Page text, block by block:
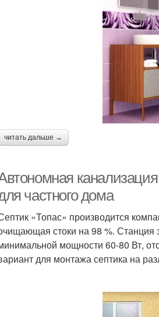
читать дальше →
частного дома
«Топас» производится
стоки на 98 %. Станция
мощности 60-80 Вт,
для монтажа септика на